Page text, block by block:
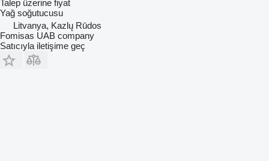
Talep üzerine fiyat
Yağ soğutucusu
Litvanya, Kazlų Rūdos
Fomisas UAB company
Satıcıyla iletişime geç